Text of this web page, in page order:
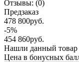
Отзывы: (0)
Предзаказ
478 800руб.
-5%
454 860руб.
Нашли данный товар
Цена в бонусных